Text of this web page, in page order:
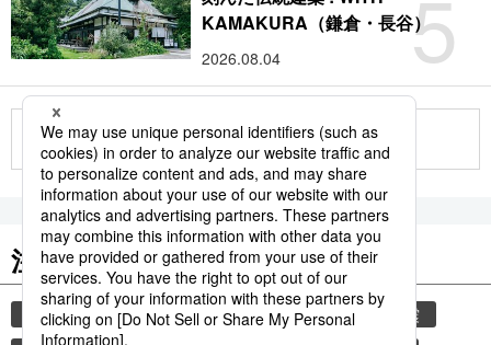
5
KAMAKURA（鎌倉・長谷）
2026.08.04
もっと見る
注目のキーワード
共同通信ニュース 気象・災害 災害
地震